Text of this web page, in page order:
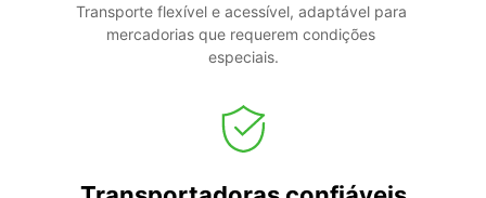
Transporte flexível e acessível, adaptável para
mercadorias que requerem condições
especiais.